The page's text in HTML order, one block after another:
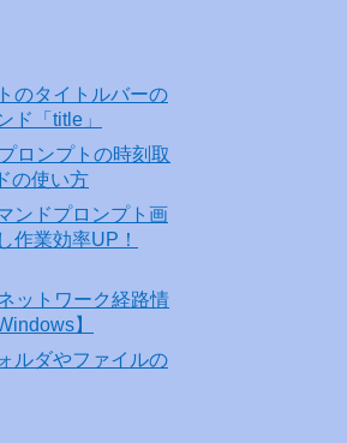
のタイトルバーの
ド「title」
ロンプトの時刻取
の使い方
ンドプロンプト画
作業効率UP！
ットワーク経路情
】
ルダやファイルの